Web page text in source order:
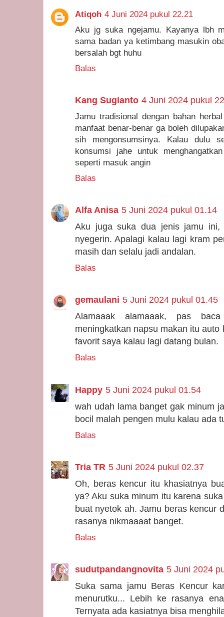
Atiqoh 4 Juni 2024 pukul 22.21
Aku jg suka ngejamu. Kayanya lbh
sama badan ya ketimbang masukin
bersalah bgt huhu
Balas
Kang Sugianto 4 Juni 2024 pukul
Jamu tradisional dengan bahan
manfaat benar-benar ga boleh
sih mengonsumsinya. Kalau dulu
konsumsi jahe untuk
seperti masuk angin
Balas
Alfa Anisa 5 Juni 2024 pukul 01.14
Aku juga suka dua jenis jamu
nyegerin. Apalagi kalau lagi kram
masih dan selalu jadi andalan.
Balas
gemaulani 5 Juni 2024 pukul 01.45
Alamaaak alamaaak, pas
meningkatkan napsu makan itu
favorit saya kalau lagi datang bulan.
Balas
Happy 5 Juni 2024 pukul 01.54
wah udah lama banget gak minum
bocil malah pengen mulu kalau ada
Balas
Tria TR 5 Juni 2024 pukul 02.37
Oh, beras kencur itu khasiatnya
ya? Aku suka minum itu karena
buat nyetok ah. Jamu beras kencur
rasanya nikmaaaat banget.
Balas
sudutpandangnovita 5 Juni 2024
Suka sama jamu Beras Kencur
menurutku... Lebih ke rasanya
Ternyata ada kasiatnya bisa